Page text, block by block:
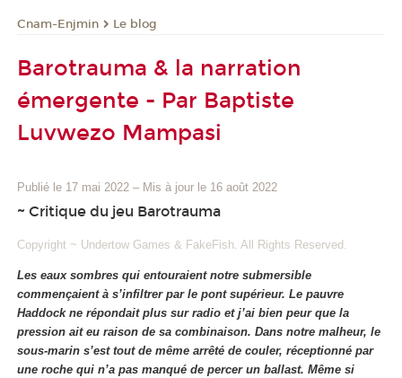
Cnam-Enjmin Le blog
Barotrauma & la narration
émergente - Par Baptiste
Luvwezo Mampasi
Publié le 17 mai 2022 – Mis à jour le 16 août 2022
~ Critique du jeu Barotrauma
Copyright ~ Undertow Games & FakeFish. All Rights Reserved.
Les eaux sombres qui entouraient notre submersible
commençaient à s’infiltrer par le pont supérieur. Le pauvre
Haddock ne répondait plus sur radio et j’ai bien peur que la
pression ait eu raison de sa combinaison. Dans notre malheur, le
sous-marin s’est tout de même arrêté de couler, réceptionné par
une roche qui n’a pas manqué de percer un ballast. Même si